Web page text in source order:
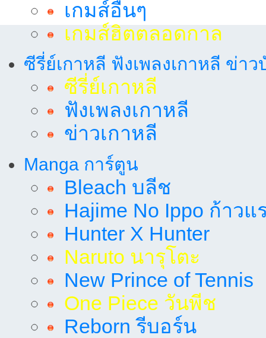
เกมส์อื่นๆ
เกมส์ฮิตตลอดกาล
ซีรี่ย์เกาหลี ฟังเพลงเกาหลี ข่าว
ซีรี่ย์เกาหลี
ฟังเพลงเกาหลี
ข่าวเกาหลี
Manga การ์ตูน
Bleach บลีช
Hajime No Ippo ก้าวแ
Hunter X Hunter
Naruto นารุโตะ
New Prince of Tennis
One Piece วันพีช
Reborn รีบอร์น